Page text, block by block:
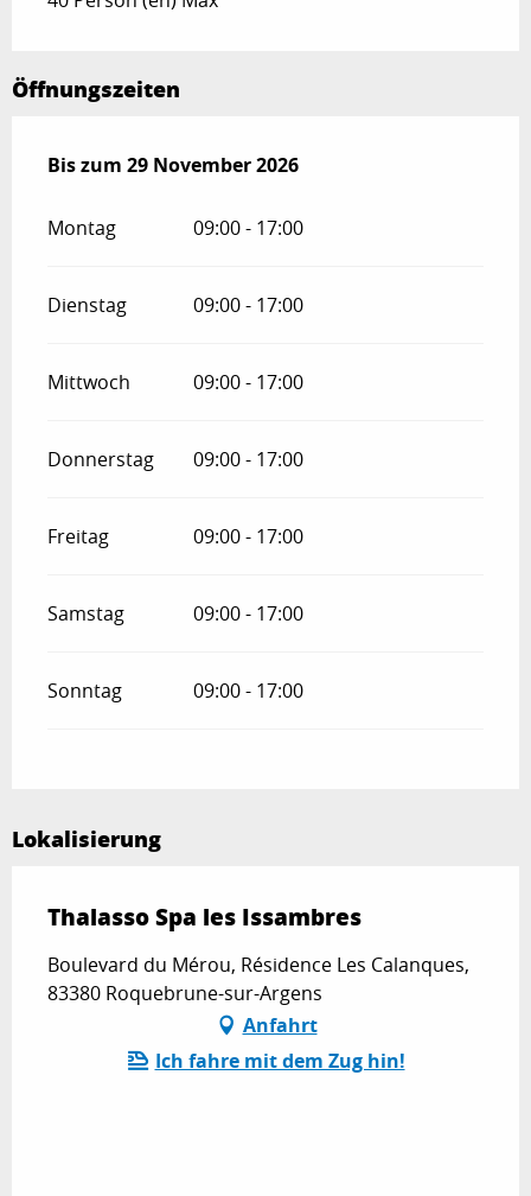
Öffnungszeiten
vom2 Januar 2026bis zum
Bis zum 29 November 2026
Montag 09:00 - 17:00
Dienstag 09:00 - 17:00
Mittwoch 09:00 - 17:00
Donnerstag 09:00 - 17:00
Freitag 09:00 - 17:00
Samstag 09:00 - 17:00
Sonntag 09:00 - 17:00
Lokalisierung
Thalasso Spa les Issambres
Boulevard du Mérou, Résidence Les Calanques,
83380 Roquebrune-sur-Argens
Anfahrt
Ich fahre mit dem Zug hin!